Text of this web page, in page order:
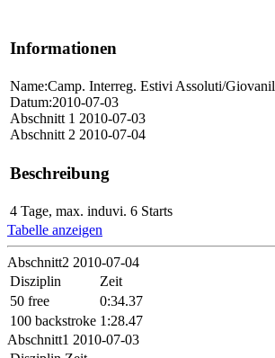
Informationen
Name:Camp. Interreg. Estivi Assoluti/Giovanil
Datum:2010-07-03
Abschnitt 1 2010-07-03
Abschnitt 2 2010-07-04
Beschreibung
4 Tage, max. induvi. 6 Starts
Tabelle anzeigen
Abschnitt2 2010-07-04
Disziplin
Zeit
50 free
0:34.37
100 backstroke 1:28.47
Abschnitt1 2010-07-03